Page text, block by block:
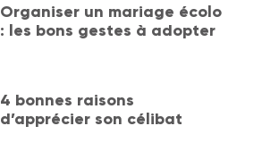
Organiser un mariage écolo
: les bons gestes à adopter
4 bonnes raisons
d’apprécier son célibat